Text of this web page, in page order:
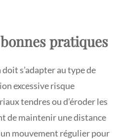
pratiques
s’adapter au type de
excessive risque
tendres ou d’éroder les
de maintenir une distance
mouvement régulier pour